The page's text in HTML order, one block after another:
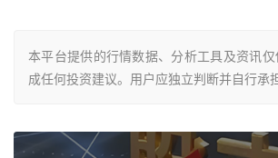
本平台提供的行情数据、分析工具及资讯
成任何投资建议。用户应独立判断并自行承